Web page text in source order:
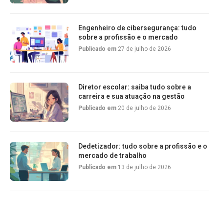
Engenheiro de cibersegurança: tudo
sobre a profissão e o mercado
Publicado em 27 de julho de 2026
Diretor escolar: saiba tudo sobre a
carreira e sua atuação na gestão
Publicado em 20 de julho de 2026
Dedetizador: tudo sobre a profissão e o
mercado de trabalho
Publicado em 13 de julho de 2026